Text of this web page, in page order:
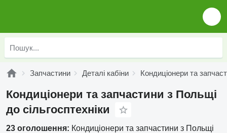
Запчастини Деталі кабіни Кондиціонери та
Кондиціонери та запчастини з Польщі
до сільгосптехніки
23 оголошення: Кондиціонери та запчастини з Польщі